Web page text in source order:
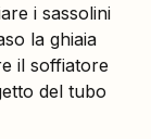
i sassolini
la ghiaia
il soffiatore
del tubo